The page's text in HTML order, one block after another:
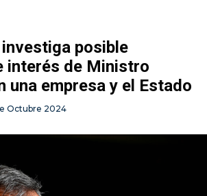
posible
interés de Ministro
una empresa y el Estado
Octubre 2024